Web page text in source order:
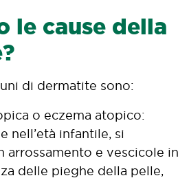
le cause della
di dermatite sono:
o eczema atopico:
nell’età infantile, si
arrossamento e vescicole in
delle pieghe della pelle,